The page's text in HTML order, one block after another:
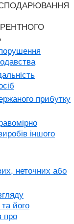
прибутку
іншого
неточних або
його
про